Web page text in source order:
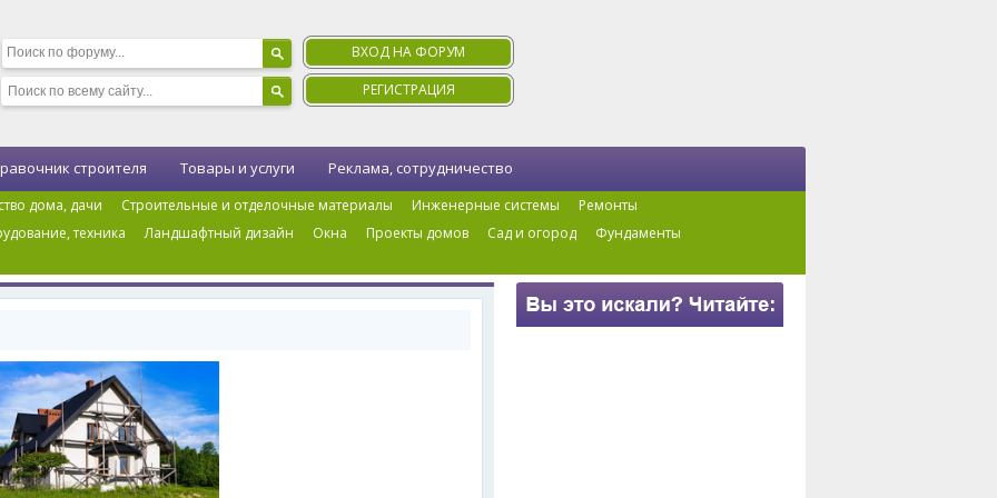
ВХОД НА ФОРУМ
РЕГИСТРАЦИЯ
дома, дачи Строительные и отделочные материалы Инженерные системы
Ремонты
техника Ландшафтный дизайн Окна Проекты домов Сад и огород
Фундаменты
строителя Товары и услуги Реклама, сотрудничество